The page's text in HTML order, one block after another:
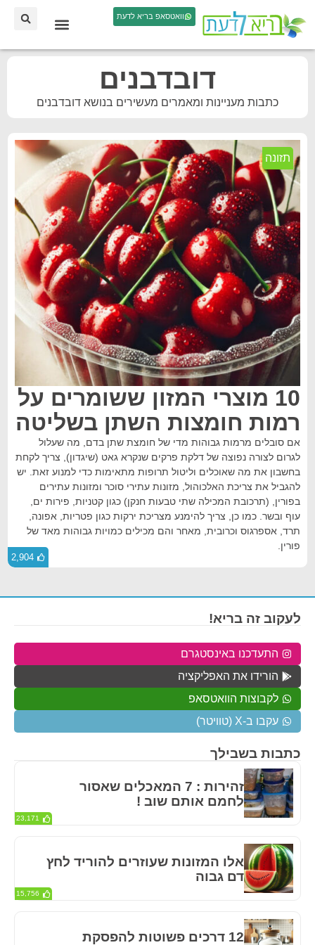
וואטסאפ בריא לדעת
דובדבנים
כתבות מעניינות ומאמרים מעשירים בנושא דובדבנים
תזונה
10 מוצרי המזון ששומרים על
רמות חומצות השתן בשליטה
אם סובלים מרמות גבוהות מדי של חומצת שתן בדם, מה שעלול
לגרום לצורה נפוצה של דלקת פרקים שנקרא גאט (שיגדון), צריך לקחת
בחשבון את מה שאוכלים וליטול תרופות מתאימות כדי למנוע זאת. יש
להגביל את צריכת האלכוהול, מזונות עתירי סוכר ומזונות עתירים
בפורין, (תרכובת המכילה שתי טבעות חנקן) כגון קטניות, פירות ים,
עוף ובשר. כמו כן, צריך להימנע מצריכת ירקות כגון פטריות, אפונה,
תרד, אספרגוס וכרובית, מאחר והם מכילים כמויות גבוהות מאד של
פורין.
2,904
כתבות בשבילך
זהירות : 7 המאכלים שאסור
לחמם אותם שוב !
23,171
אלו המזונות שעוזרים להוריד לחץ
דם גבוה
15,756
12 דרכים פשוטות להפסקת
לעקוב זה בריא!
התעדכנו באינסטגרם
הורידו את האפליקציה
לקבוצות הוואטסאפ
עקבו ב-X (טוויטר)